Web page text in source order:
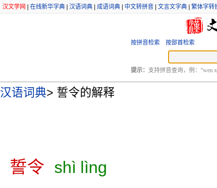
汉文学网 在线新华字典 汉语词典 成语词典 中文转拼音 文言文字典 繁体字转
按拼音检索 按部首检索
提示： 支持拼音查询，例：“wen
汉语词典> 誓令的解释
誓令 shì lìng